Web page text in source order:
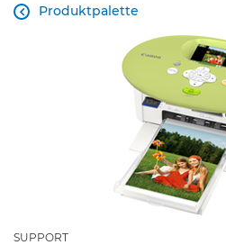
Produktpalette

SUPPORT